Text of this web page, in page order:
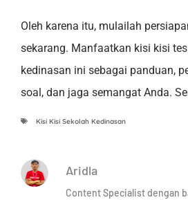
Oleh karena itu, mulailah
sekarang. Manfaatkan kisi kisi
kedinasan ini sebagai panduan,
soal, dan jaga semangat Anda.
Kisi Kisi Sekolah Kedinasan
Aridla
Content Specialist dengan